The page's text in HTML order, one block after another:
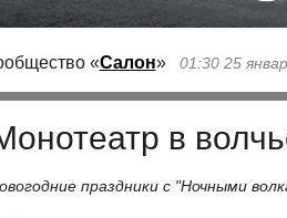
«Салон» 01:30 25
в
праздники с "Ночными